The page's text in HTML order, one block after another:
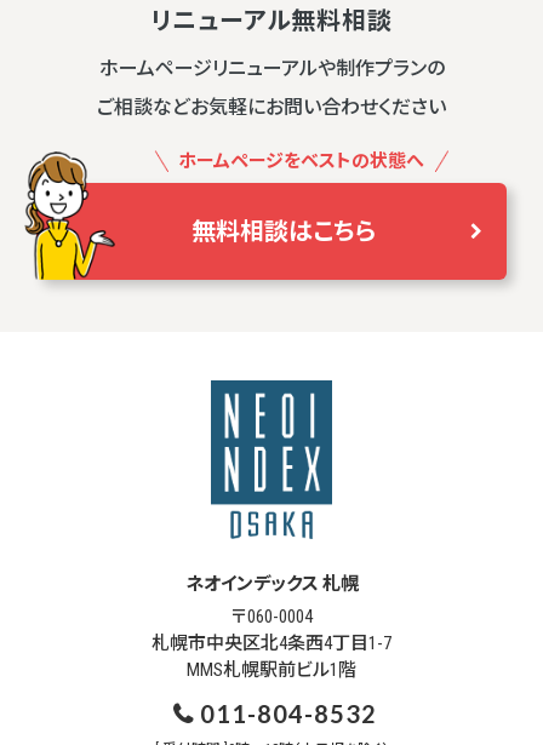
リニューアル無料相談
ホームページリニューアルや制作プランの
ご相談などお気軽にお問い合わせください
ホームページをベストの状態へ
無料相談はこちら
ネオインデックス 札幌
〒060-0004
札幌市中央区北4条西4丁目1-7
MMS札幌駅前ビル1階
011-804-8532